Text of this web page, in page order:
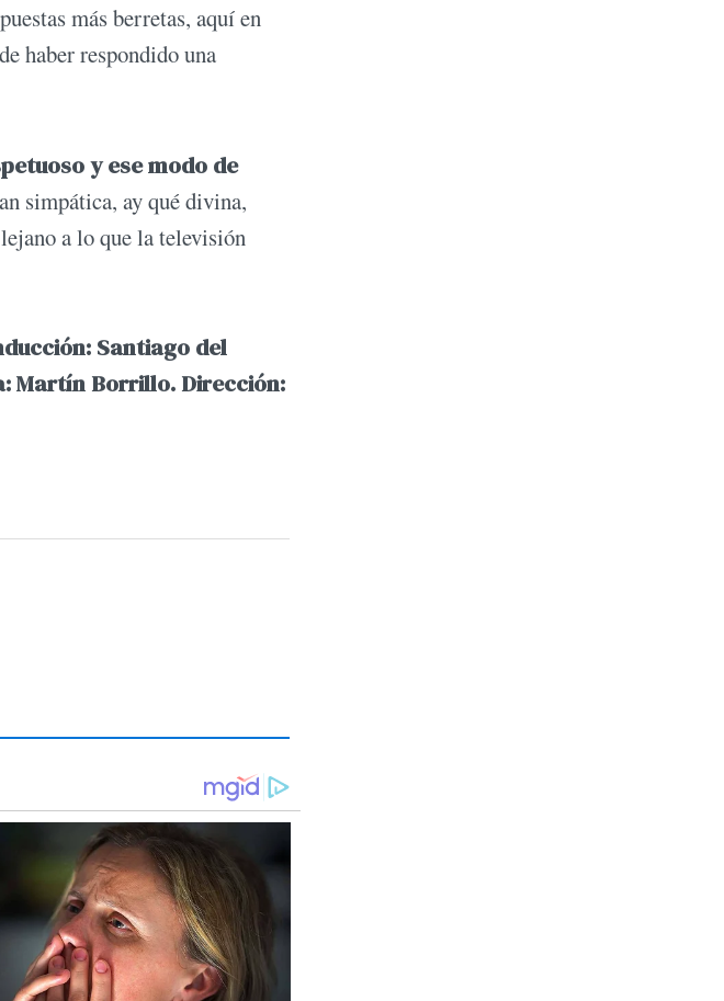
más berretas, aquí en
haber respondido una
y ese modo de
simpática, ay qué divina,
a lo que la televisión
Santiago del
Martín Borrillo. Dirección: